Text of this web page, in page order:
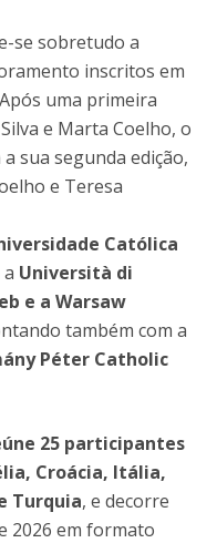
se sobretudo a
inscritos em
uma primeira
e Marta Coelho, o
sua segunda edição,
e Teresa
Católica
Università di
e a Warsaw
também com a
Péter Catholic
25 participantes
Croácia, Itália,
Turquia, e decorre
2026 em formato